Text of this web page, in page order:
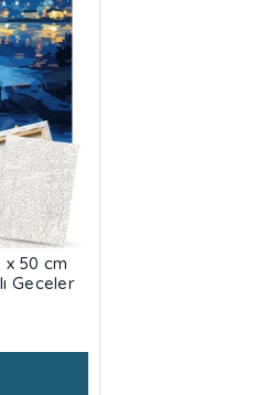
x 50 cm
Geceler